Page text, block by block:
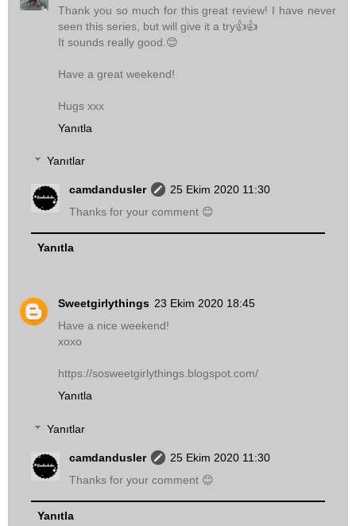
Thank you so much for this great review! I have never
seen this series, but will give it a try👍👍
It sounds really good.😊
Have a great weekend!
Hugs xxx
Yanıtla
Yanıtlar
camdandusler
25 Ekim 2020 11:30
Thanks for your comment 😊
Yanıtla
Sweetgirlythings 23 Ekim 2020 18:45
Have a nice weekend!
xoxo
https://sosweetgirlythings.blogspot.com/
Yanıtla
Yanıtlar
camdandusler
25 Ekim 2020 11:30
Thanks for your comment 😊
Yanıtla